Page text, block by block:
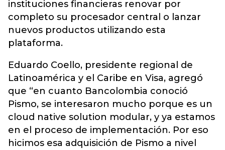
instituciones financieras renovar por
completo su procesador central o lanzar
nuevos productos utilizando esta
plataforma.
Eduardo Coello, presidente regional de
Latinoamérica y el Caribe en Visa, agregó
que “en cuanto Bancolombia conoció
Pismo, se interesaron mucho porque es un
cloud native solution modular, y ya estamos
en el proceso de implementación. Por eso
hicimos esa adquisición de Pismo a nivel